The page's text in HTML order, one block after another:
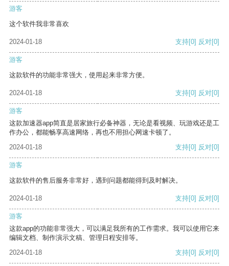
游客
这个软件我非常喜欢
2024-01-18 支持[0] 反对[0]
游客
这款软件的功能非常强大，使用起来非常方便。
2024-01-18 支持[0] 反对[0]
游客
这款加速器app简直是居家旅行必备神器，无论是看视频、玩游戏还是工
作办公，都能畅享高速网络，再也不用担心网速卡顿了。
2024-01-18
支持[0] 反对[0]
游客
这款软件的售后服务非常好，遇到问题都能得到及时解决。
2024-01-18 支持[0] 反对[0]
游客
这款app的功能非常强大，可以满足我所有的工作需求。我可以使用它来
编辑文档、制作演示文稿、管理日程安排等。
2024-01-18
支持[0] 反对[0]